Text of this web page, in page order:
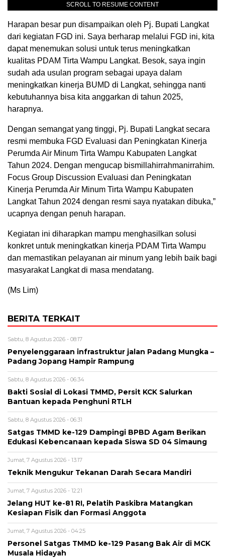
SCROLL TO RESUME CONTENT
Harapan besar pun disampaikan oleh Pj. Bupati Langkat
dari kegiatan FGD ini. Saya berharap melalui FGD ini, kita
dapat menemukan solusi untuk terus meningkatkan
kualitas PDAM Tirta Wampu Langkat. Besok, saya ingin
sudah ada usulan program sebagai upaya dalam
meningkatkan kinerja BUMD di Langkat, sehingga nanti
kebutuhannya bisa kita anggarkan di tahun 2025,
harapnya.
Dengan semangat yang tinggi, Pj. Bupati Langkat secara
resmi membuka FGD Evaluasi dan Peningkatan Kinerja
Perumda Air Minum Tirta Wampu Kabupaten Langkat
Tahun 2024. Dengan mengucap bismillahirrahmanirrahim.
Focus Group Discussion Evaluasi dan Peningkatan
Kinerja Perumda Air Minum Tirta Wampu Kabupaten
Langkat Tahun 2024 dengan resmi saya nyatakan dibuka,”
ucapnya dengan penuh harapan.
Kegiatan ini diharapkan mampu menghasilkan solusi
konkret untuk meningkatkan kinerja PDAM Tirta Wampu
dan memastikan pelayanan air minum yang lebih baik bagi
masyarakat Langkat di masa mendatang.
(Ms Lim)
BERITA TERKAIT
Sabtu, 8 Agustus 2026 - 08:17
Penyelenggaraan infrastruktur jalan Padang Mungka –
Padang Jopang Hampir Rampung
Sabtu, 8 Agustus 2026 - 06:34
Bakti Sosial di Lokasi TMMD, Persit KCK Salurkan
Bantuan kepada Penghuni RTLH
Sabtu, 8 Agustus 2026 - 06:31
Satgas TMMD ke-129 Dampingi BPBD Agam Berikan
Edukasi Kebencanaan kepada Siswa SD 04 Simaung
Jumat, 7 Agustus 2026 - 13:17
Teknik Mengukur Tekanan Darah Secara Mandiri
Jumat, 7 Agustus 2026 - 12:21
Jelang HUT ke-81 RI, Pelatih Paskibra Matangkan
Kesiapan Fisik dan Formasi Anggota
Jumat, 7 Agustus 2026 - 04:25
Personel Satgas TMMD ke-129 Pasang Bak Air di MCK
Musala Hidayah